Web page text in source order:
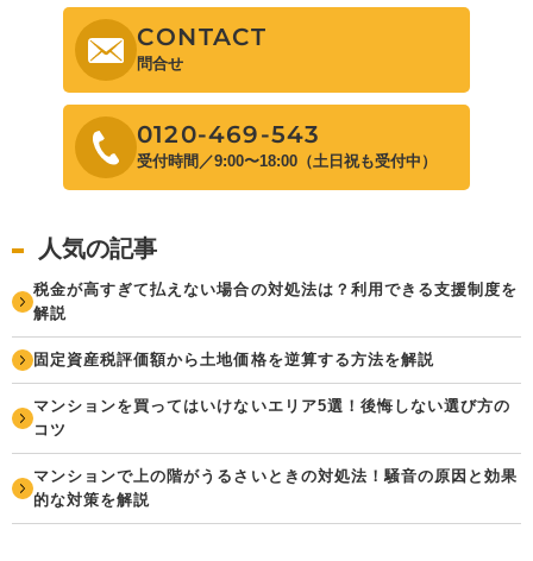
CONTACT
問合せ
0120-469-543
受付時間／9:00〜18:00（土日祝も受付中）
人気の記事
税金が高すぎて払えない場合の対処法は？利用できる支援制度を
解説
固定資産税評価額から土地価格を逆算する方法を解説
マンションを買ってはいけないエリア5選！後悔しない選び方の
コツ
マンションで上の階がうるさいときの対処法！騒音の原因と効果
的な対策を解説